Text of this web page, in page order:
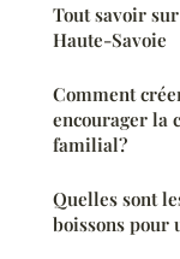
Tout savoir
Haute-Savoie
Comment
encourager la
familial?
Quelles sont
boissons pour